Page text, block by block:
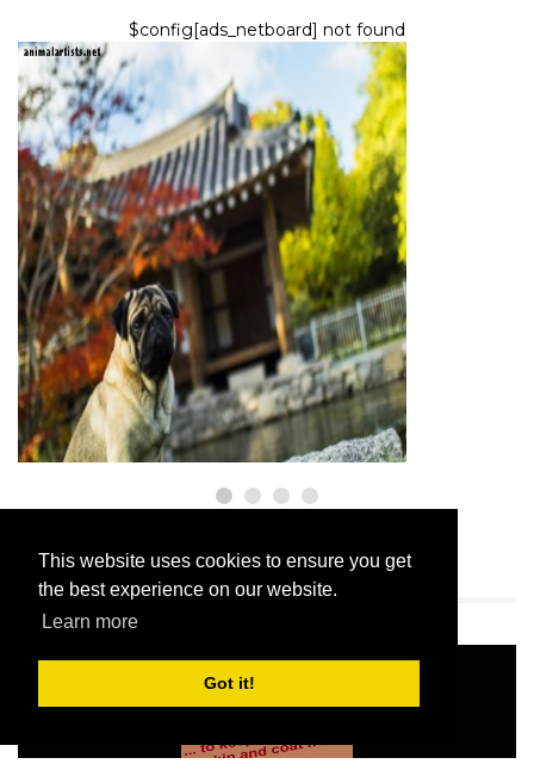
This website uses cookies to ensure you get
the best experience on our website.
Learn more
Got it!
$config[ads_netboard] not found
ΣΚΎΛΟΙ
Η Ιστορία των Pugs στην Αρχαία
Κίνα
6,2026
$config[ads_kvadrat] not found
ΕΠΙΛΟΓΉ ΣΥΝΤΆΚΤΗ - AUGUST 6, 2026